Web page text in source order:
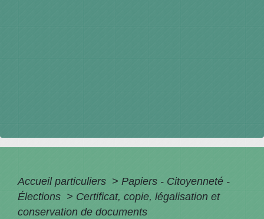
Accueil particuliers > Papiers - Citoyenneté -
Élections > Certificat, copie, légalisation et
conservation de documents